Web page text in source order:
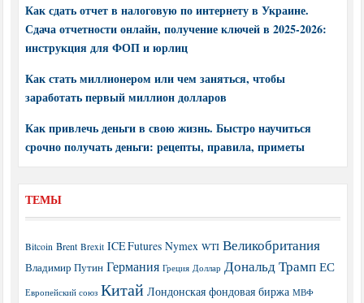
Как сдать отчет в налоговую по интернету в Украине.
Сдача отчетности онлайн, получение ключей в 2025-2026:
инструкция для ФОП и юрлиц
Как стать миллионером или чем заняться, чтобы
заработать первый миллион долларов
Как привлечь деньги в свою жизнь. Быстро научиться
срочно получать деньги: рецепты, правила, приметы
ТЕМЫ
Bitcoin Brent Brexit ICE Futures Nymex WTI Великобритания
Владимир Путин Германия Греция Доллар Дональд Трамп ЕС
Европейский союз Китай Лондонская фондовая биржа МВФ